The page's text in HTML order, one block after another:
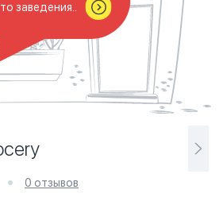
заведения..
0 отзывов